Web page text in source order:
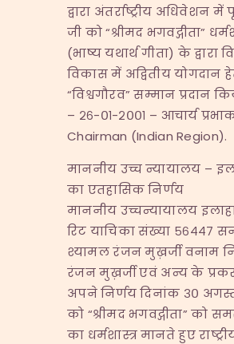
द्वारा अंतर्राष्ट्रीय अधिवेशन में
जी को “श्रीमद भगवद्गीता”
(भाष्य यथार्थ गीता) के द्वारा
विकास में अद्वितीय योगदान
“विश्वगौरव” सम्मान प्रदान
– २६-०१-२००१ – आचार्य
Chairman (Indian Region).
माननीय उच्च न्यायालय –
का एतहासिक निर्णय
माननीय उच्चन्यायालय
रिट याचिका संख्या ५६४४७
श्यामल रंजन मुख़र्जी वनाम
रंजन मुख़र्जी एवं अन्य के
अपने निर्णय दिनांक ३०
को “श्रीमद भगवद्गीता” को
का धर्मशास्त्र मानते हुए राष्ट्रीय